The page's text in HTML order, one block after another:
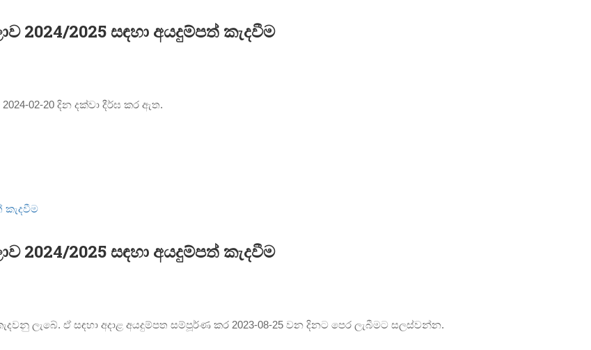
2024/2025 සඳහා අයදුම්පත් කැදවීම
02-20 දින දක්වා දීර්ඝ කර ඇත.
2024/2025 සඳහා අයදුම්පත් කැදවීම
කැදවනු ලැබේ. ඒ සඳහා අදාළ අයදුම්පත සම්පූර්ණ කර 2023-08-25 වන දිනට පෙර ලැබීමට සලස්වන්න.